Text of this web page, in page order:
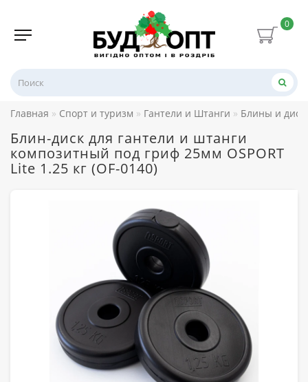
0
Главная Спорт и туризм Гантели и Штанги Блины и
Блин-диск для гантели и штанги
композитный под гриф 25мм OSPORT
Lite 1.25 кг (OF-0140)